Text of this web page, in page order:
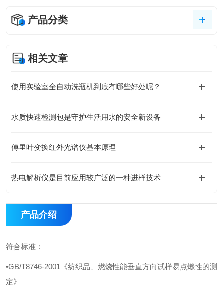
产品分类
相关文章
使用实验室全自动洗瓶机到底有哪些好处呢？
水质快速检测包是守护生活用水的安全新设备
傅里叶变换红外光谱仪基本原理
热电解析仪是目前应用较广泛的一种进样技术
产品介绍
符合标准：
•GB/T8746-2001《纺织品、燃烧性能垂直方向试样易点燃性的测
定》